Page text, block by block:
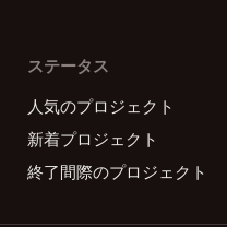
ステータス
人気のプロジェクト
新着プロジェクト
終了間際のプロジェクト